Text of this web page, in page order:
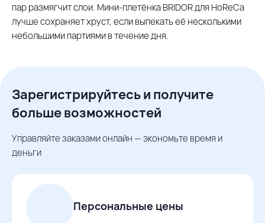
пар размягчит слои. Мини-плетёнка BRIDOR для HoReCa
лучше сохраняет хруст, если выпекать её несколькими
небольшими партиями в течение дня.
Зарегистрируйтесь и получите
больше возможностей
Управляйте заказами онлайн — экономьте время и
деньги
Персональные цены